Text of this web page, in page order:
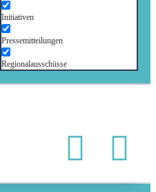
Initiativen
Pressemitteilungen
Regionalausschüsse